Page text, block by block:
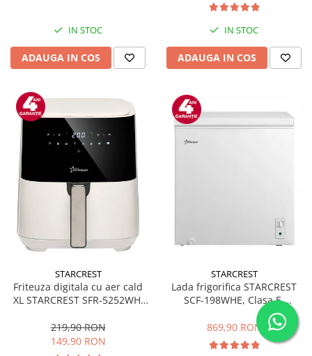
IN STOC
ADAUGA IN COS
IN STOC
ADAUGA IN COS
STARCREST
Friteuza digitala cu aer cald
XL STARCREST SFR-5252WH,
200 °C, 8 programe
predefinite, Alb
219,90 RON
149,90 RON
STARCREST
Lada frigorifica STARCREST
SCF-198WHE, Clasa E,
Capacitate 198L, Sistem
convertibil - functie frigider,
Termostat reglabil, Alb
869,90 RON